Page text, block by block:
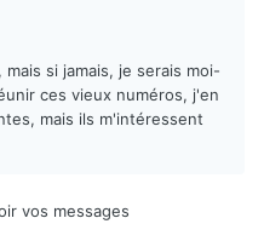
si jamais, je serais moi-
ces vieux numéros, j'en
mais ils m'intéressent
vos messages